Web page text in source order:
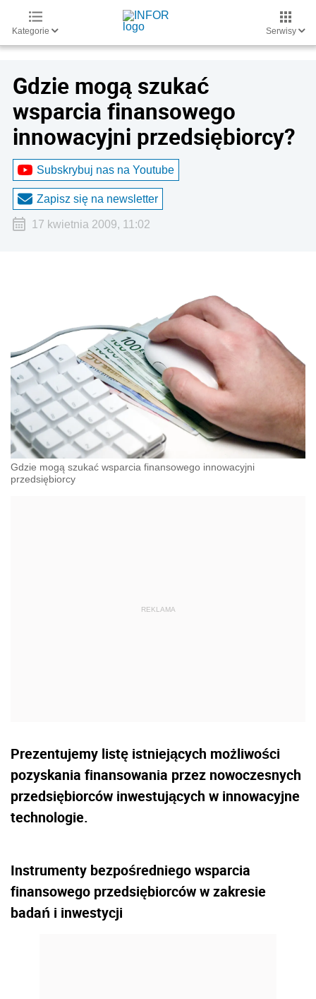
Kategorie Serwisy
Gdzie mogą szukać
wsparcia finansowego
innowacyjni przedsiębiorcy?
Subskrybuj nas na Youtube
Zapisz się na newsletter
17 kwietnia 2009, 11:02
Gdzie mogą szukać wsparcia finansowego innowacyjni
przedsiębiorcy
Prezentujemy listę istniejących możliwości
pozyskania finansowania przez nowoczesnych
przedsiębiorców inwestujących w innowacyjne
technologie.
Instrumenty bezpośredniego wsparcia
finansowego przedsiębiorców w zakresie
badań i inwestycji